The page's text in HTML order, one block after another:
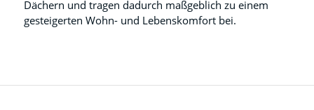
Dächern und tragen dadurch maßgeblich zu einem
gesteigerten Wohn- und Lebenskomfort bei.